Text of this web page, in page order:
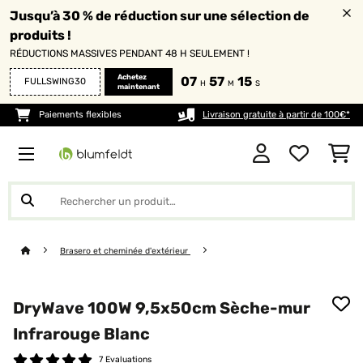
Jusqu’à 30 % de réduction sur une sélection de
produits !
RÉDUCTIONS MASSIVES PENDANT 48 H SEULEMENT !
FULLSWING30
Achetez
maintenant
07 H 57 M 14 S
Paiements flexibles Livraison gratuite à partir de 100€*
Brasero et cheminée d'extérieur
DryWave 100W 9,5x50cm Sèche-mur
Infrarouge Blanc
7 Evaluations